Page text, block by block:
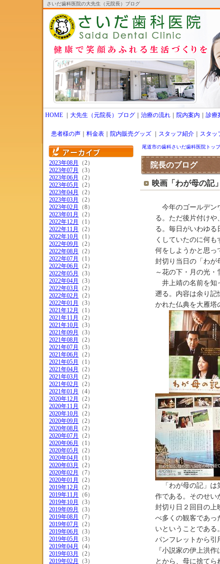
さいだ歯科医院の大先生（元院長）ブログ
HOME｜ 大先生（元院長）ブログ｜ 治療の流れ｜ 院内案内 診療
患者様の声｜ 料金表｜ 院内販売グッズ スタッフ紹介｜ スタッ
2023年08月
（2）
2023年07月
（3）
2023年06月
（2）
2023年05月
（2）
2023年04月
（2）
2023年03月
（2）
2023年02月
（8）
2023年01月
（2）
2022年12月
（1）
2022年11月
（2）
2022年10月
（1）
2022年09月
（2）
2022年08月
（2）
2022年07月
（1）
2022年06月
（2）
2022年05月
（3）
2022年04月
（3）
2022年03月
（2）
2022年02月
（2）
2022年01月
（3）
2021年12月
（1）
2021年11月
（2）
2021年10月
（3）
2021年09月
（3）
2021年08月
（2）
2021年07月
（3）
2021年06月
（2）
2021年05月
（1）
2021年04月
（2）
2021年03月
（2）
2021年02月
（2）
2021年01月
（4）
2020年12月
（2）
2020年11月
（2）
2020年10月
（2）
2020年09月
（2）
2020年08月
（2）
2020年07月
（2）
2020年06月
（1）
2020年05月
（2）
2020年04月
（1）
2020年03月
（2）
2020年02月
（7）
2020年01月
（2）
2019年12月
（2）
2019年11月
（6）
2019年10月
（3）
2019年09月
（3）
2019年08月
（7）
2019年07月
（2）
2019年06月
（3）
2019年05月
（3）
2019年04月
（4）
2019年03月
（2）
2019年02月
（3）
尾道市の歯科さいだ歯科医院トッ
院長のブログ
映画「わが母の記
今年のゴールデン
る。ただ後片付けや
る。毎日がいわゆる
くしていたのに何
何をしようかと思っ
封切り当日の「わが
～花の下・月の光
井上靖の名前を知
遡る。内容は余り記
かれた仏典を大雁塔
「わが母の記」は
作である。そのせい
封切り日２回目の上
べ多くの観客であっ
いということである
パンフレットから引
『小説家の伊上洪
とから、母に捨て